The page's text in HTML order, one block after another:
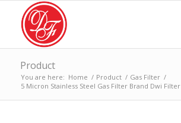
Product
You are here: Home / Product / Gas Filter /
5 Micron Stainless Steel Gas Filter Brand Dwi Filter